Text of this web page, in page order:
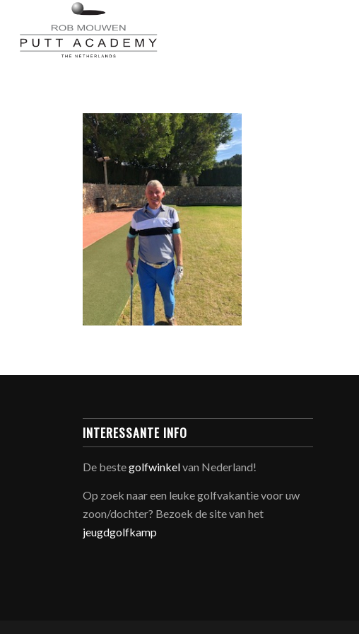
INTERESSANTE INFO
De bestegolfwinkelvan Nederland!
Op zoek naar een leuke golfvakantie voor uw
zoon/dochter? Bezoek de site van het
jeugdgolfkamp